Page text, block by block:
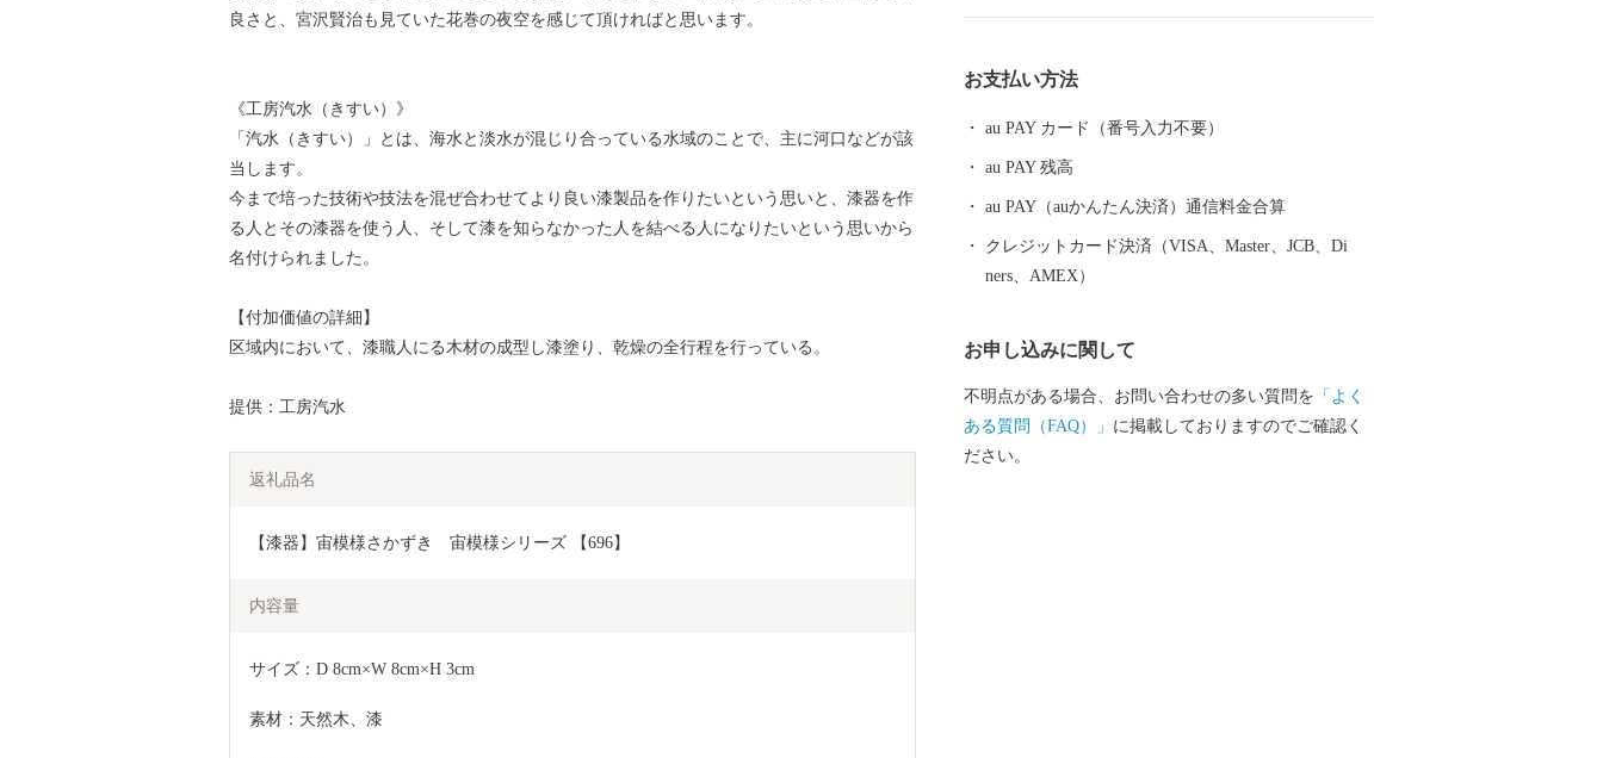
良さと、宮沢賢治も見ていた花巻の夜空を感じて頂ければと思います。
《工房汽水（きすい）》
「汽水（きすい）」とは、海水と淡水が混じり合っている水域のことで、主に河口などが該
当します。
今まで培った技術や技法を混ぜ合わせてより良い漆製品を作りたいという思いと、漆器を作
る人とその漆器を使う人、そして漆を知らなかった人を結べる人になりたいという思いから
名付けられました。
【付加価値の詳細】
区域内において、漆職人にる木材の成型し漆塗り、乾燥の全行程を行っている。
提供：工房汽水
返礼品名
【漆器】宙模様さかずき　宙模様シリーズ 【696】
内容量
サイズ：D 8cm×W 8cm×H 3cm
素材：天然木、漆
に、早池峰神楽や鹿踊りなどの郷土芸能、日本三大杜
唯一の花巻空港があり、東北新幹線新花巻駅や東北自
動車道、東北横断自動車道などの高速交通網が整備さ
れるなど、北東北の高速交通網の結節点という極めて
お支払い方法
au PAY カード（番号入力不要）
au PAY 残高
au PAY（auかんたん決済）通信料金合算
クレジットカード決済（VISA、Master、JCB、Di
ners、AMEX）
お申し込みに関して
不明点がある場合、お問い合わせの多い質問を 「よく
ある質問（FAQ）」 に掲載しておりますのでご確認く
ださい。